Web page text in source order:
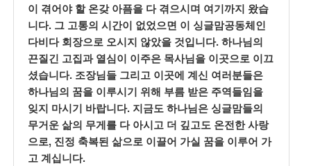
이 겪어야 할 온갖 아픔을 다 겪으시며 여기까지 왔습
니다. 그 고통의 시간이 없었으면 이 싱글맘공동체인
다비다 회장으로 오시지 않았을 것입니다. 하나님의
끈질긴 고집과 열심이 이주은 목사님을 이곳으로 이끄
셨습니다. 조장님들 그리고 이곳에 계신 여러분들은
하나님의 꿈을 이루시기 위해 부름 받은 주역들임을
잊지 마시기 바랍니다. 지금도 하나님은 싱글맘들의
무거운 삶의 무게를 다 아시고 더 깊고도 온전한 사랑
으로, 진정 축복된 삶으로 이끌어 가실 꿈을 이루어 가
고 계십니다.